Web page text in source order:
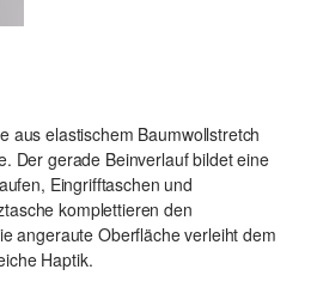
aus elastischem Baumwollstretch
Der gerade Beinverlauf bildet eine
Eingrifftaschen und
komplettieren den
angeraute Oberfläche verleiht dem
Haptik.